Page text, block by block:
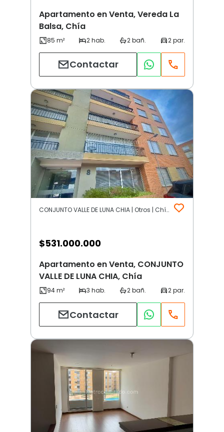
Apartamento en Venta, Vereda La
Balsa, Chía
Contactar
CONJUNTO VALLE DE LUNA CHIA | Otros | Chía
$531.000.000
Apartamento en Venta, CONJUNTO
VALLE DE LUNA CHIA, Chía
Contactar